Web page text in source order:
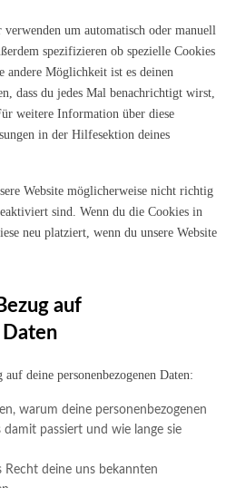
um automatisch oder manuell
spezifizieren ob spezielle Cookies
andere Möglichkeit ist es deinen
dass du jedes Mal benachrichtigt wirst,
weitere Information über diese
in der Hilfesektion deines
Website möglicherweise nicht richtig
sind. Wenn du die Cookies in
neu platziert, wenn du unsere Website
auf
deine personenbezogenen Daten:
warum deine personenbezogenen
passiert und wie lange sie
deine uns bekannten